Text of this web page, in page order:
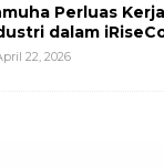
Perluas
dalam
22, 2026